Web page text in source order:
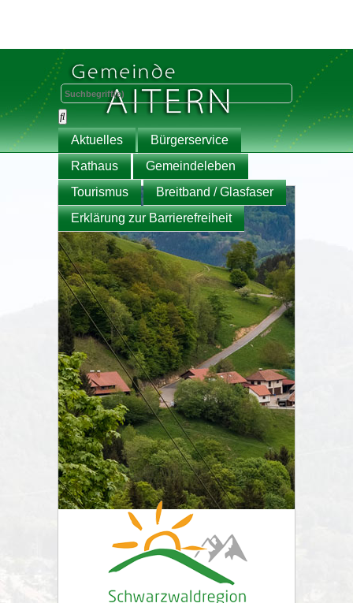
Aktuelles
Bürgerservice
Rathaus
Gemeindeleben
Tourismus
Breitband / Glasfaser
Erklärung zur Barrierefreiheit